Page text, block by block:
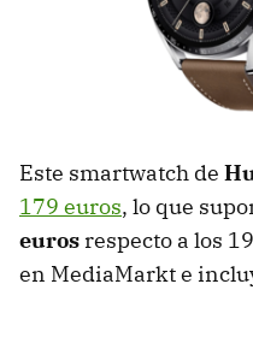
Este smartwatch de
179 euros, lo que
euros respecto a los
en MediaMarkt e